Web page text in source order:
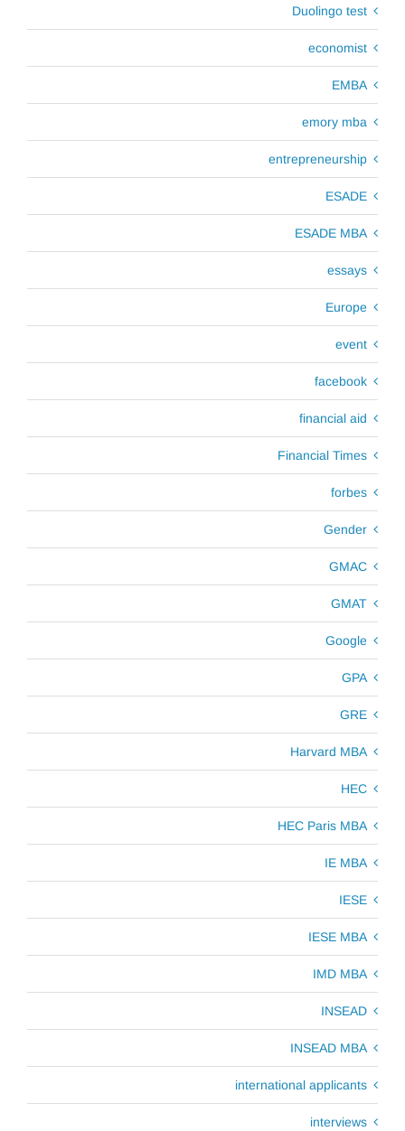
Duolingo test
economist
EMBA
emory mba
entrepreneurship
ESADE
ESADE MBA
essays
Europe
event
facebook
financial aid
Financial Times
forbes
Gender
GMAC
GMAT
Google
GPA
GRE
Harvard MBA
HEC
HEC Paris MBA
IE MBA
IESE
IESE MBA
IMD MBA
INSEAD
INSEAD MBA
international applicants
interviews